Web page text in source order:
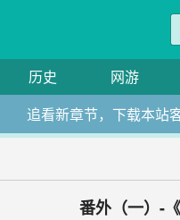
历史 网游
追看新章节，下载本站
番外（一）-